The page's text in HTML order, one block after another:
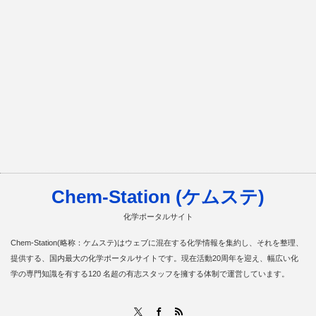
Chem-Station (ケムステ)
化学ポータルサイト
Chem-Station(略称：ケムステ)はウェブに混在する化学情報を集約し、それを整理、
提供する、国内最大の化学ポータルサイトです。現在活動20周年を迎え、幅広い化
学の専門知識を有する120 名超の有志スタッフを擁する体制で運営しています。
Facebook